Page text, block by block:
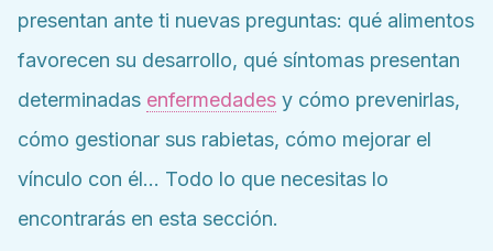
presentan ante ti nuevas preguntas: qué alimentos
favorecen su desarrollo, qué síntomas presentan
determinadas enfermedades y cómo prevenirlas,
cómo gestionar sus rabietas, cómo mejorar el
vínculo con él… Todo lo que necesitas lo
encontrarás en esta sección.